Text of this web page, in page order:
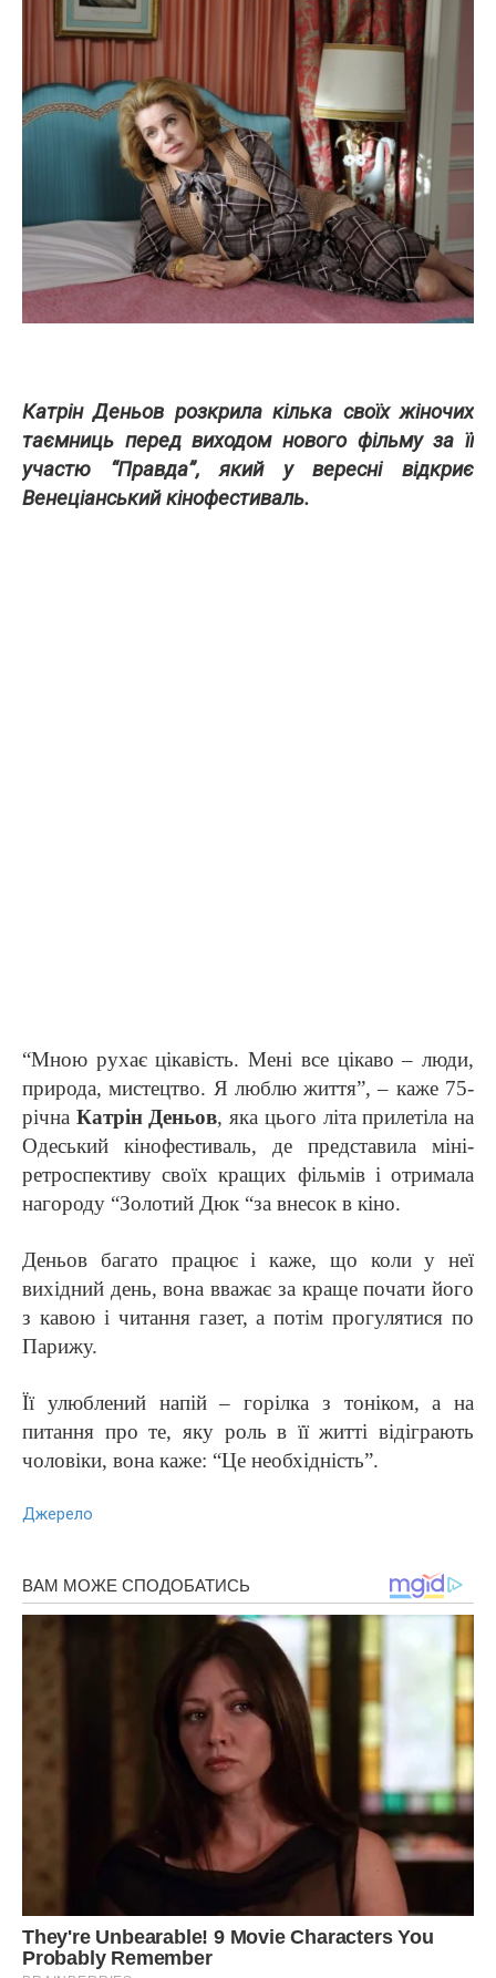
Катрін Деньов розкрила кілька своїх жіночих
таємниць перед виходом нового фільму за її
участю “Правда”, який у вересні відкриє
Венеціанський кінофестиваль.
“Мною рухає цікавість. Мені все цікаво – люди,
природа, мистецтво. Я люблю життя”, – каже 75-
річна Катрін Деньов, яка цього літа прилетіла на
Одеський кінофестиваль, де представила міні-
ретроспективу своїх кращих фільмів і отримала
нагороду “Золотий Дюк “за внесок в кіно.
Деньов багато працює і каже, що коли у неї
вихідний день, вона вважає за краще почати його
з кавою і читання газет, а потім прогулятися по
Парижу.
Її улюблений напій – горілка з тоніком, а на
питання про те, яку роль в її житті відіграють
чоловіки, вона каже: “Це необхідність”.
Джерело